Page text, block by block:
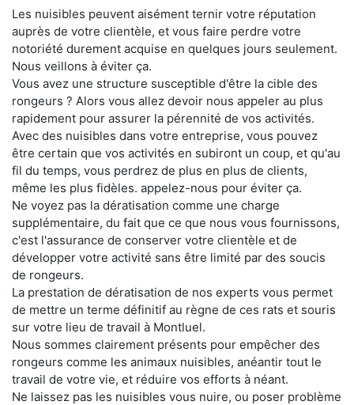
Les nuisibles peuvent aisément ternir votre réputation
auprès de votre clientèle, et vous faire perdre votre
notoriété durement acquise en quelques jours seulement.
Nous veillons à éviter ça.
Vous avez une structure susceptible d'être la cible des
rongeurs ? Alors vous allez devoir nous appeler au plus
rapidement pour assurer la pérennité de vos activités.
Avec des nuisibles dans votre entreprise, vous pouvez
être certain que vos activités en subiront un coup, et qu'au
fil du temps, vous perdrez de plus en plus de clients,
même les plus fidèles. appelez-nous pour éviter ça.
Ne voyez pas la dératisation comme une charge
supplémentaire, du fait que ce que nous vous fournissons,
c'est l'assurance de conserver votre clientèle et de
développer votre activité sans être limité par des soucis
de rongeurs.
La prestation de dératisation de nos experts vous permet
de mettre un terme définitif au règne de ces rats et souris
sur votre lieu de travail à Montluel.
Nous sommes clairement présents pour empêcher des
rongeurs comme les animaux nuisibles, anéantir tout le
travail de votre vie, et réduire vos efforts à néant.
Ne laissez pas les nuisibles vous nuire, ou poser problème